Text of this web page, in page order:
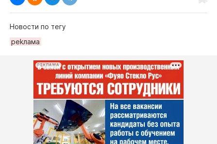
Новости по тегу
реkлама
РЕКЛАМА